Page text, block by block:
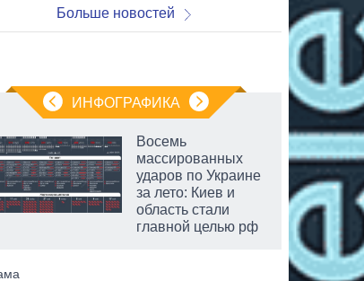
Больше новостей
ИНФОГРАФИКА
Восемь
массированных
ударов по Украине
за лето: Киев и
область стали
главной целью рф